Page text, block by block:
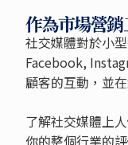
作為市場營
社交媒體對於小
Facebook,
顧客的互動，並
了解社交媒體上
你的整個行業的